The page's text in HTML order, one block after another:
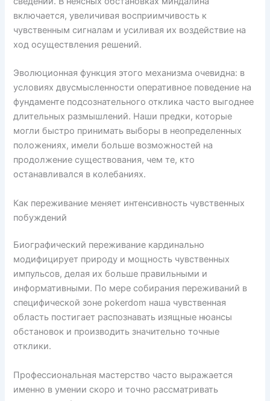
включается, увеличивая восприимчивость к
чувственным сигналам и усиливая их воздействие на
ход осуществления решений.
Эволюционная функция этого механизма очевидна: в
условиях двусмысленности оперативное поведение на
фундаменте подсознательного отклика часто выгоднее
длительных размышлений. Наши предки, которые
могли быстро принимать выборы в неопределенных
положениях, имели больше возможностей на
продолжение существования, чем те, кто
останавливался в колебаниях.
Как переживание меняет интенсивность чувственных
побуждений
Биографический переживание кардинально
модифицирует природу и мощность чувственных
импульсов, делая их больше правильными и
информативными. По мере собирания переживаний в
специфической зоне pokerdom наша чувственная
область постигает распознавать изящные нюансы
обстановок и производить значительно точные
отклики.
Профессиональная мастерство часто выражается
именно в умении скоро и точно рассматривать